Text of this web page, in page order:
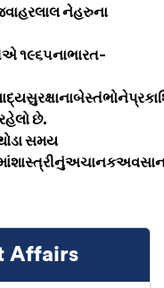
નેહરુના
૧૯૬૫નાભારત-
છે.
સમય
Affairs